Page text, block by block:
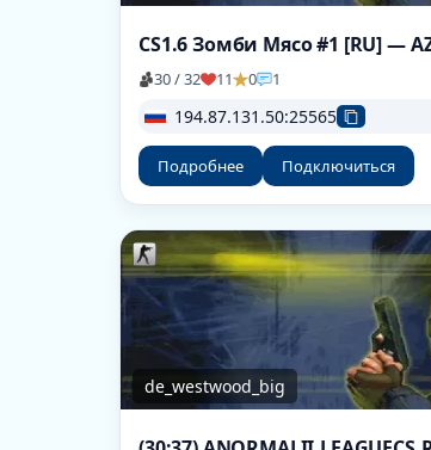
CS1.6 Зомби Мясо #1 [RU] —
30 / 32 11 0 1
194.87.131.50:25565
Подробнее Подключиться
de_westwood_big